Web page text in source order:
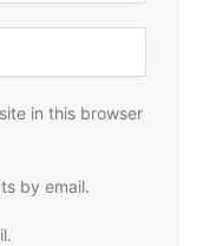
in this browser
by email.